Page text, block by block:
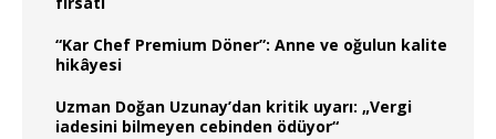
“Kar Chef Premium Döner”: Anne ve oğulun kalite
hikâyesi
Uzman Doğan Uzunay’dan kritik uyarı: „Vergi
iadesini bilmeyen cebinden ödüyor“